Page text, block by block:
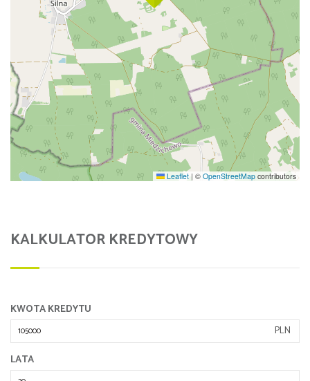
Leaflet | © OpenStreetMap contributors
KALKULATOR KREDYTOWY
KWOTA KREDYTU
PLN
LATA